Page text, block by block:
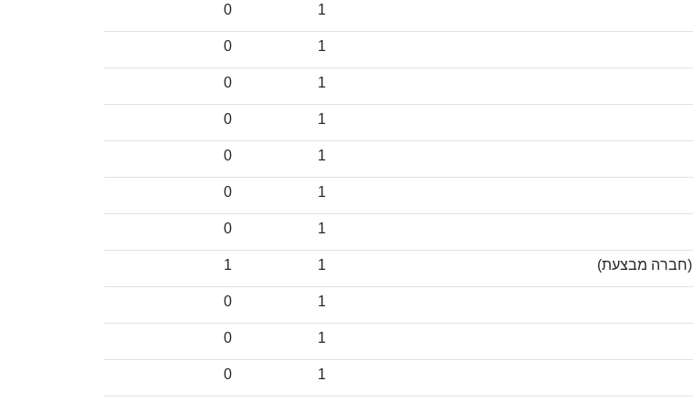
1
0
1
0
1
0
1
0
1
0
1
0
1
0
(חברה מבצעת) 1
1
1
0
1
0
1
0